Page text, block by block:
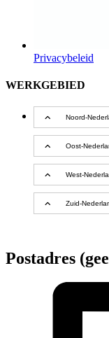
Privacybeleid
WERKGEBIED
Noord-
Oost-
West-
Zuid-
Postadres